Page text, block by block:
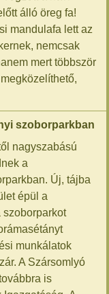
álló öreg fa!
mandulafa lett az
nemcsak
mert többször
szoborparkban
nagyszabású
a
Új, tájba
épül a
szoborparkot
munkálatok
A Szársomlyó
is